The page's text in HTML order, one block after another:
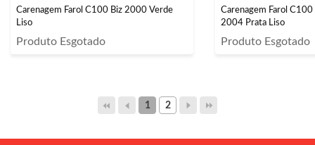
Carenagem Farol C100 Biz 2000 Verde
Liso
Produto Esgotado
Carenagem Farol
2004 Prata Liso
Produto Esgotado
1 2